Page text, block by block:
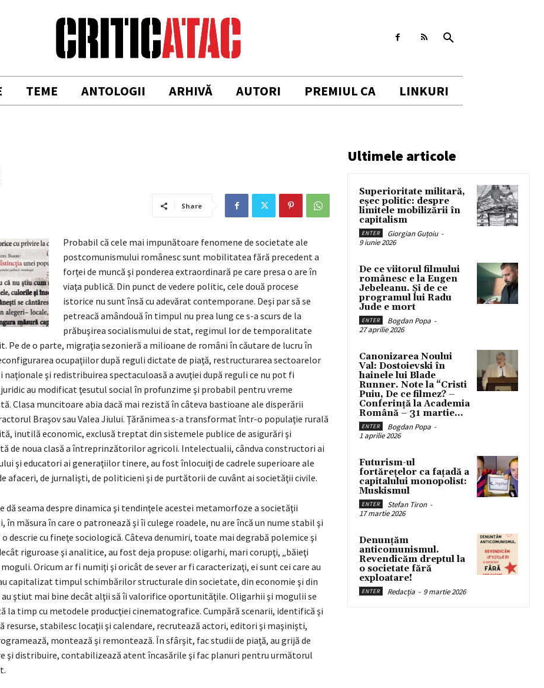
TEME ANTOLOGII ARHIVĂ AUTORI PREMIUL CA LINKURI
Share
Probabil că cele mai impunătoare fenomene de societate ale
postcomunismului românesc sunt mobilitatea fără precedent a
forţei de muncă şi ponderea extraordinară pe care presa o are în
viaţa publică. Din punct de vedere politic, cele două procese
istorice nu sunt însă cu adevărat contemporane. Deşi par să se
petreacă amândouă în timpul nu prea lung ce s-a scurs de la
prăbuşirea socialismului de stat, regimul lor de temporalitate
Pe de o parte, migraţia sezonieră a milioane de români în căutare de lucru în
ocupaţiilor după reguli dictate de piaţă, restructurarea sectoarelor
naţionale şi redistribuirea spectaculoasă a avuţiei după reguli ce nu pot fi
au modificat ţesutul social în profunzime şi probabil pentru vreme
Clasa muncitoare abia dacă mai rezistă în câteva bastioane ale disperării
Braşov sau Valea Jiului. Ţărănimea s-a transformat într-o populaţie rurală
inutilă economic, exclusă treptat din sistemele publice de asigurări şi
de noua clasă a întreprinzătorilor agricoli. Intelectualii, cândva constructori ai
şi educatori ai generaţiilor tinere, au fost înlocuiţi de cadrele superioare ale
afaceri, de jurnalişti, de politicieni şi de purtătorii de cuvânt ai societăţii civile.
dă seama despre dinamica şi tendinţele acestei metamorfoze a societăţii
în măsura în care o patronează şi îi culege roadele, nu are încă un nume stabil şi
o descrie cu fineţe sociologică. Câteva denumiri, toate mai degrabă polemice şi
riguroase şi analitice, au fost deja propuse: oligarhi, mari corupţi, „băieţi
Oricum ar fi numiţi şi oricât de sever ar fi caracterizaţi, ei sunt cei care au
capitalizat timpul schimbărilor structurale din societate, din economie şi din
ştiut mai bine decât alţii să îi valorifice oportunităţile. Oligarhii şi mogulii se
la timp cu metodele producţiei cinematografice. Cumpără scenarii, identifică şi
resurse, stabilesc locaţii şi calendare, recrutează actori, editori şi maşinişti,
montează şi remontează. În sfârşit, fac studii de piaţă, au grijă de
şi distribuire, contabilizează atent încasările şi fac planuri pentru următorul
Ultimele articole
Superioritate militară,
eșec politic: despre
limitele mobilizării în
capitalism
ENTER Giorgian Guțoiu -
9 iunie 2026
De ce viitorul filmului
românesc e la Eugen
Jebeleanu. Și de ce
programul lui Radu
Jude e mort
ENTER Bogdan Popa -
27 aprilie 2026
Canonizarea Noului
Val: Dostoievski în
hainele lui Blade
Runner. Note la “Cristi
Puiu, De ce filmez? –
Conferință la Academia
Română – 31 martie...
ENTER Bogdan Popa -
1 aprilie 2026
Futurism-ul
fortărețelor ca fațadă a
capitalului monopolist:
Muskismul
ENTER Stefan Tiron -
17 martie 2026
Denunțăm
anticomunismul.
Revendicăm dreptul la
o societate fără
exploatare!
ENTER Redacția - 9 martie 2026